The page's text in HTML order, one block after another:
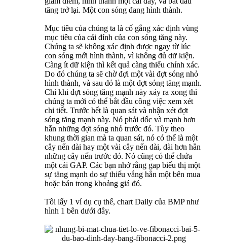
tăng trở lại. Một con sóng đang hình thành.
Mục tiêu của chúng ta là cố gắng xác định vùng
mục tiêu của cái đỉnh của con sóng tăng này.
Chúng ta sẽ không xác định được ngay từ lúc
con sóng mới hình thành, vì không đủ dữ kiện.
Càng ít dữ kiện thì kết quả càng thiếu chính xác.
Do đó chúng ta sẽ chờ đợi một vài đợt sóng nhỏ
hình thành, và sau đó là một đợt sóng tăng mạnh.
Chỉ khi đợt sóng tăng mạnh này xảy ra xong thì
chúng ta mới có thể bắt đầu công việc xem xét
chi tiết. Trước hết là quan sát và nhận xét đợt
sóng tăng mạnh này. Nó phải dốc và mạnh hơn
hẳn những đợt sóng nhỏ trước đó. Tùy theo
khung thời gian mà ta quan sát, nó có thể là một
cây nến dài hay một vài cây nến dài, dài hơn hẳn
những cây nến trước đó. Nó cũng có thể chứa
một cái GAP. Các bạn nhớ rằng gap biểu thị một
sự tăng mạnh do sự thiếu vắng hẳn một bên mua
hoặc bán trong khoảng giá đó.
Tôi lấy 1 ví dụ cụ thể, chart Daily của BMP như
hình 1 bên dưới đây.